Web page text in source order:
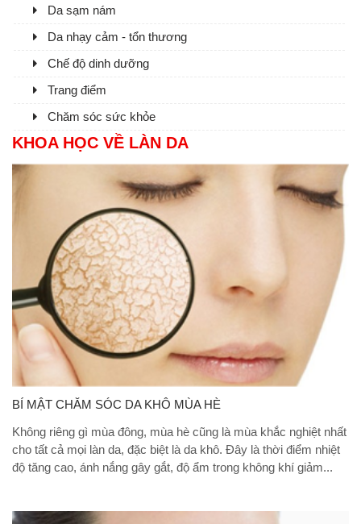
Da sạm nám
Da nhạy cảm - tổn thương
Chế độ dinh dưỡng
Trang điểm
Chăm sóc sức khỏe
KHOA HỌC VỀ LÀN DA
BÍ MẬT CHĂM SÓC DA KHÔ MÙA HÈ
Không riêng gì mùa đông, mùa hè cũng là mùa khắc nghiệt nhất
cho tất cả mọi làn da, đặc biệt là da khô. Đây là thời điểm nhiệt
độ tăng cao, ánh nắng gây gắt, độ ẩm trong không khí giảm...